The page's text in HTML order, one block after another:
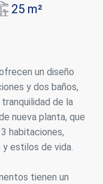
25 m²
un diseño
y dos baños,
de la
nueva planta, que
habitaciones,
estilos de vida.
tienen un